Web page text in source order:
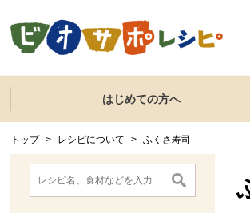
ューです。
キップする
はじめての方へ
トップ > レシピについて > ふくさ寿司
ここから消費材検索メニューです。
消費材検索メニューここまで。
ここから本文です。